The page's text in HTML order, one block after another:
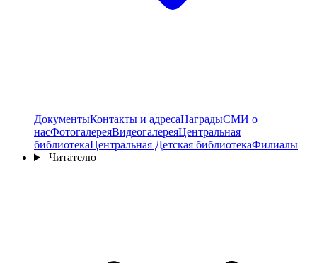
ДокументыКонтакты и адресаНаградыСМИ о
насФотогалереяВидеогалереяЦентральная
библиотекаЦентральная Детская библиотекаФилиалы
Читателю